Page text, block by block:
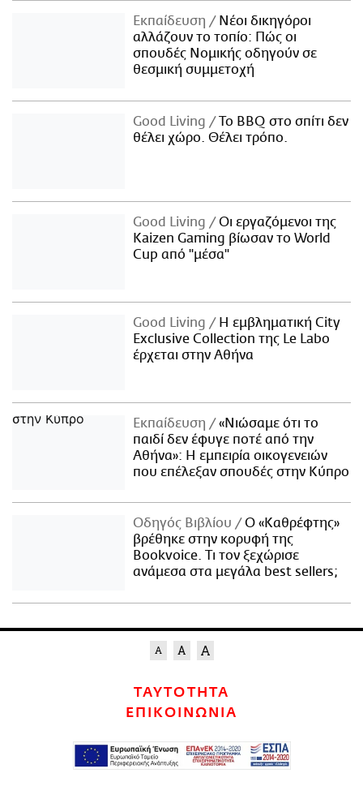
Εκπαίδευση
Νέοι δικηγόροι
αλλάζουν το τοπίο: Πώς οι
σπουδές Νομικής οδηγούν σε
θεσμική συμμετοχή
Good Living
Το BBQ στο σπίτι δεν
θέλει χώρο. Θέλει τρόπο.
Good Living
Οι εργαζόμενοι της
Kaizen Gaming βίωσαν το World
Cup από "μέσα"
Good Living
Η εμβληματική City
Exclusive Collection της Le Labo
έρχεται στην Αθήνα
Εκπαίδευση
«Νιώσαμε ότι το
παιδί δεν έφυγε ποτέ από την
Αθήνα»: Η εμπειρία οικογενειών
που επέλεξαν σπουδές στην Κύπρο
Οδηγός Βιβλίου
Ο «Καθρέφτης»
βρέθηκε στην κορυφή της
Bookvoice. Τι τον ξεχώρισε
ανάμεσα στα μεγάλα best sellers;
ΤΑΥΤΟΤΗΤΑ
ΕΠΙΚΟΙΝΩΝΙΑ